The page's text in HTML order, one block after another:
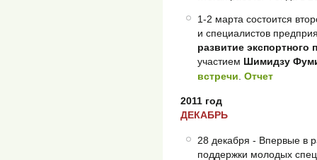
1-2 марта состоится
и специалистов
развитие экспортного
участием Шимидзу
встречи Отчет
2011 год
ДЕКАБРЬ
28 декабря - Впервые в
поддержки молодых